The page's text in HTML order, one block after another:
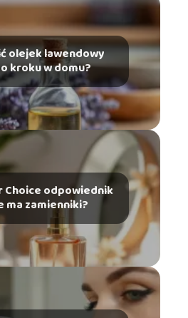
olejek lawendowy
kroku w domu?
Choice odpowiednik
ma zamienniki?